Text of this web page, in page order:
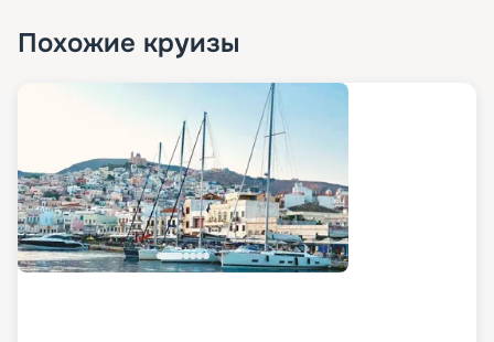
Похожие круизы